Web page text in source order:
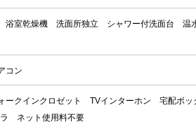
浴室乾燥機 洗面所独立 シャワー付洗面台
温
コン
ークインクロゼット TVインターホン 宅配ボッ
ネット使用料不要